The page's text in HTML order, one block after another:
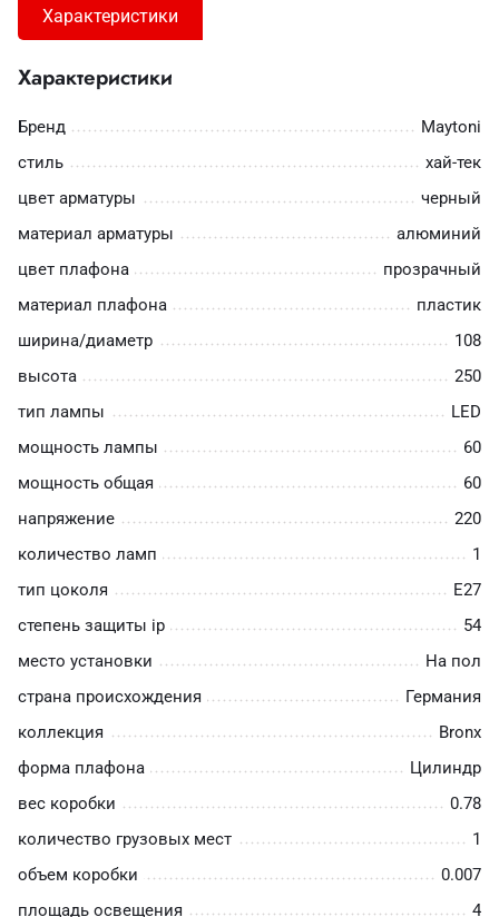
Характеристики
Характеристики
Бренд
Maytoni
стиль
хай-тек
цвет арматуры
черный
материал арматуры
алюминий
цвет плафона
прозрачный
материал плафона
пластик
ширина/диаметр
108
высота
250
тип лампы
LED
мощность лампы
60
мощность общая
60
напряжение
220
количество ламп
1
тип цоколя
E27
степень защиты ip
54
место установки
На пол
страна происхождения
Германия
коллекция
Bronx
форма плафона
Цилиндр
вес коробки
0.78
количество грузовых мест
1
объем коробки
0.007
площадь освещения
4